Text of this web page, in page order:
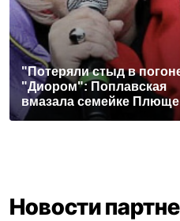
"Потеряли стыд в
"Диором": Поплавская
вмазала семейке
Новости